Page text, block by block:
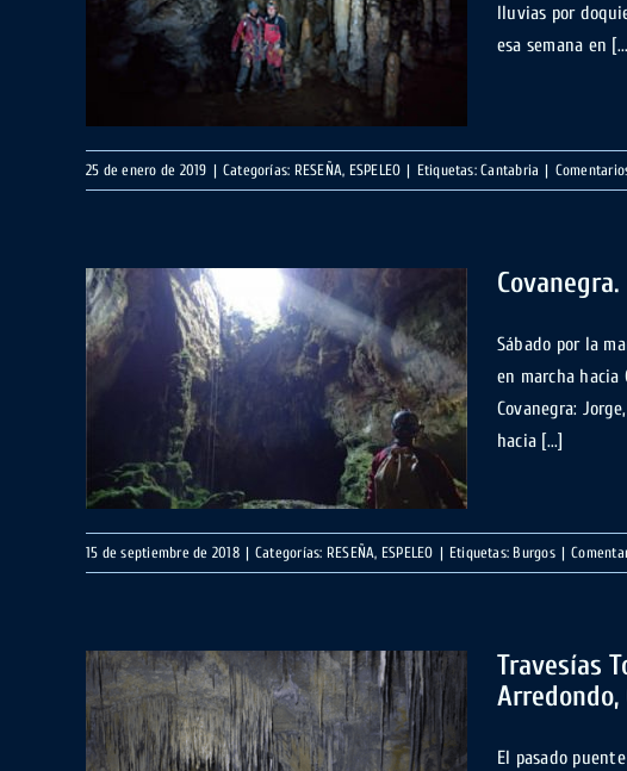
lluvias por
esa semana en
25 de enero de 2019 | Categorías: RESEÑA, ESPELEO | Etiquetas:Cantabria |
Sábado por la
en marcha
Covanegra:
hacia [...]
15 de septiembre de 2018 | Categorías: RESEÑA, ESPELEO | Etiquetas: Burgos |
Travesías
El pasado